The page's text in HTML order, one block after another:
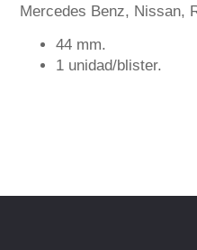
Mercedes Benz, Nissan,
44 mm.
1 unidad/blister.